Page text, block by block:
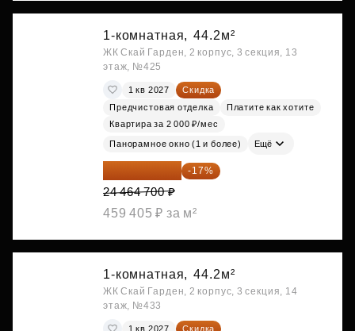
1-комнатная, 44.2м²
ЖК Скай Гарден, 2 корпус, 3 секция, 13
этаж, №425
1 кв 2027
Скидка
Предчистовая отделка
Платите как хотите
Квартира за 2 000 ₽/мес
Панорамное окно (1 и более) Ещё
20 305 701 ₽ -17%
24 464 700 ₽
459 405 ₽ за м²
1-комнатная, 44.2м²
ЖК Скай Гарден, 2 корпус, 3 секция, 14
этаж, №433
1 кв 2027
Скидка